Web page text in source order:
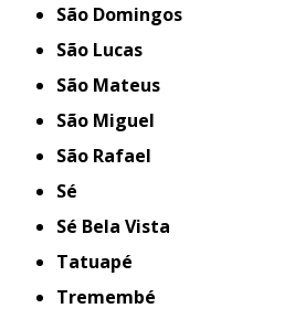
São Domingos
São Lucas
São Mateus
São Miguel
São Rafael
Sé
Sé Bela Vista
Tatuapé
Tremembé